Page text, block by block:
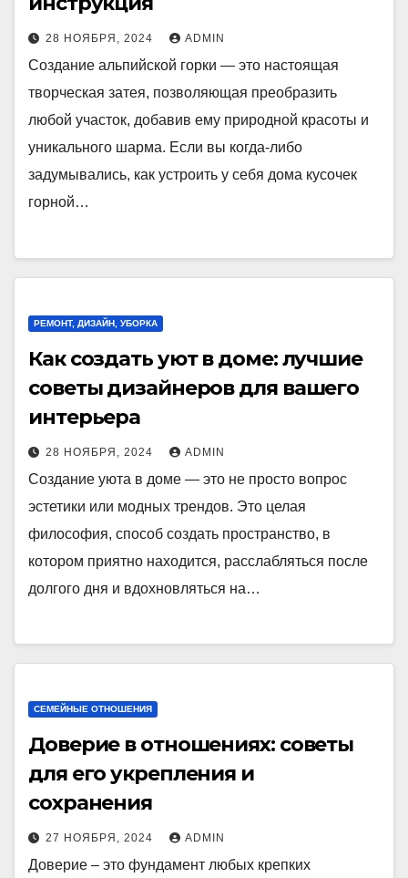
28 НОЯБРЯ, 2024 ADMIN
Создание альпийской горки — это настоящая
творческая затея, позволяющая преобразить
любой участок, добавив ему природной красоты и
уникального шарма. Если вы когда-либо
задумывались, как устроить у себя дома кусочек
горной…
РЕМОНТ, ДИЗАЙН, УБОРКА
Как создать уют в доме: лучшие
советы дизайнеров для вашего
интерьера
28 НОЯБРЯ, 2024 ADMIN
Создание уюта в доме — это не просто вопрос
эстетики или модных трендов. Это целая
философия, способ создать пространство, в
котором приятно находится, расслабляться после
долгого дня и вдохновляться на…
СЕМЕЙНЫЕ ОТНОШЕНИЯ
Доверие в отношениях: советы
для его укрепления и
сохранения
27 НОЯБРЯ, 2024 ADMIN
Доверие – это фундамент любых крепких